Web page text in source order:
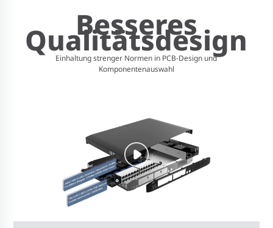
Besseres
Qualitätsdesign
Einhaltung strenger Normen in PCB-Design und
Komponentenauswahl